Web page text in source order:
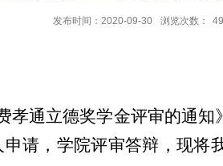
发布时间：2020-09-30 浏览次数：
孝通立德奖学金评审的通知
请，学院评审答辩 ，现将